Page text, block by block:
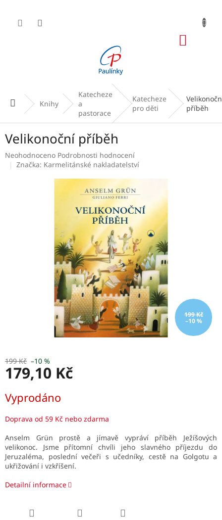
obsah
Domů Knihy
Katecheze
a
pastorace
Katecheze
pro děti
příběh
Velikonoční příběh
Průměrné
hodnocení
Neohodnoceno Podrobnosti hodnocení
Značka: Karmelitánské nakladatelství
199 Kč
–10 %
199 Kč –10 %
179,10 Kč
cena:
Vyprodáno
Doprava od 59 Kč nebo zdarma
Anselm Grün prostě a jímavě vypráví příběh Ježíšových
velikonoc. Jsme přítomní chvíli jeho slavného příjezdu do
Jeruzaléma, poslední večeři s učedníky, cestě na Golgotu a
ukřižování i vzkříšení.
Detailní informace